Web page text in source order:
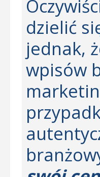
dzielić
jednak,
wpisów